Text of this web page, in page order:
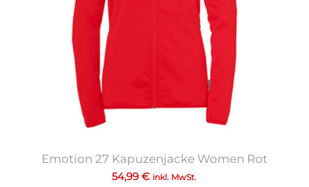
Emotion 27 Kapuzenjacke Women Rot
54,99€ inkl. MwSt.